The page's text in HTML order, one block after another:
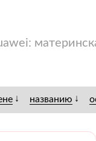
↓ названию ↓